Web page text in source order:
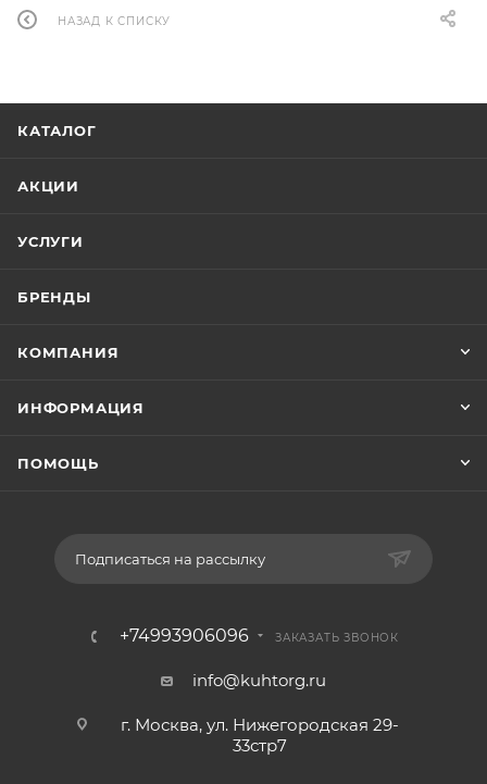
НАЗАД К СПИСКУ
КАТАЛОГ
АКЦИИ
УСЛУГИ
БРЕНДЫ
КОМПАНИЯ
ИНФОРМАЦИЯ
ПОМОЩЬ
Подписаться на рассылку
+74993906096 ЗАКАЗАТЬ ЗВОНОК
info@kuhtorg.ru
г. Москва, ул. Нижегородская 29-
33стр7